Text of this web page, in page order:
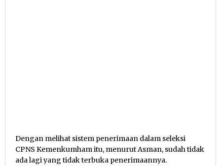
Dengan melihat sistem penerimaan dalam seleksi
CPNS Kemenkumham itu, menurut Asman, sudah tidak
ada lagi yang tidak terbuka penerimaannya.